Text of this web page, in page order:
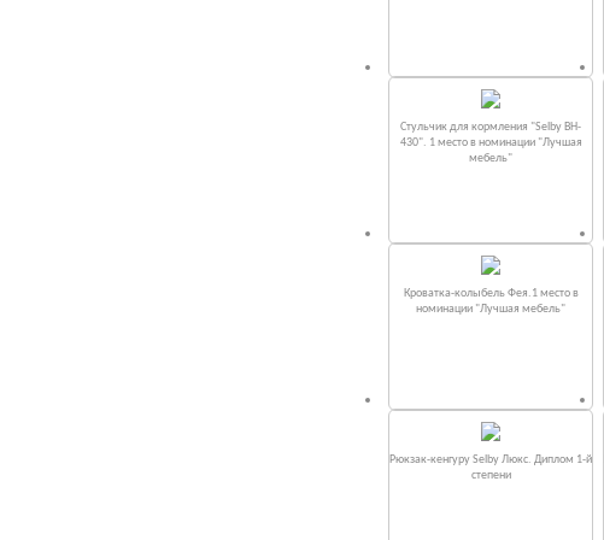
Стульчик для кормления "Selby BH-
430". 1 место в номинации "Лучшая
мебель"
Кроватка-колыбель Фея.1 место в
номинации "Лучшая мебель"
Рюкзак-кенгуру Selby Люкс. Диплом 1-й
степени